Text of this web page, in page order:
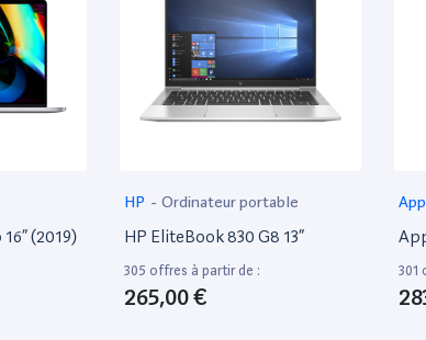
(2019)
HP - Ordinateur portable
HP EliteBook 830 G8 13”
305 offres à partir de :
265,00 €
301